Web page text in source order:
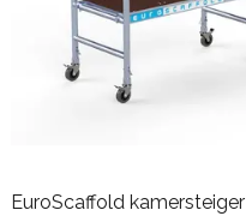
EuroScaffold kamersteiger